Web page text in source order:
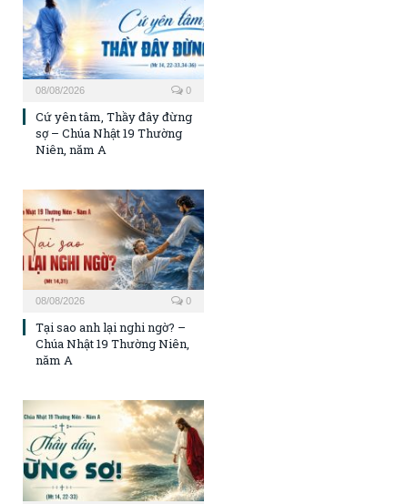
08/08/2026 0
Cứ yên tâm, Thầy đây đừng
sợ – Chúa Nhật 19 Thường
Niên, năm A
08/08/2026 0
Tại sao anh lại nghi ngờ? –
Chúa Nhật 19 Thường Niên,
năm A